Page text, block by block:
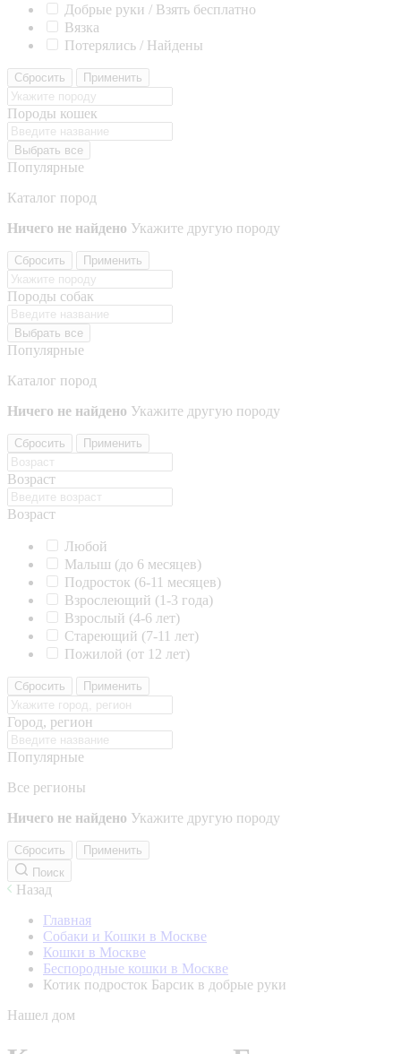
Добрые руки / Взять бесплатно
Вязка
Потерялись / Найдены
Сбросить Применить
Породы кошек
Выбрать все
Популярные
Каталог пород
Ничего не найдено Укажите другую породу
Сбросить Применить
Породы собак
Выбрать все
Популярные
Каталог пород
Ничего не найдено Укажите другую породу
Сбросить Применить
Возраст
Возраст
Любой
Малыш (до 6 месяцев)
Подросток (6-11 месяцев)
Взрослеющий (1-3 года)
Взрослый (4-6 лет)
Стареющий (7-11 лет)
Пожилой (от 12 лет)
Сбросить Применить
Город, регион
Популярные
Все регионы
Ничего не найдено Укажите другую породу
Сбросить
Применить
Поиск
Назад
Главная
Собаки и Кошки в Москве
Кошки в Москве
Беспородные кошки в Москве
Котик подросток Барсик в добрые руки
Нашел дом